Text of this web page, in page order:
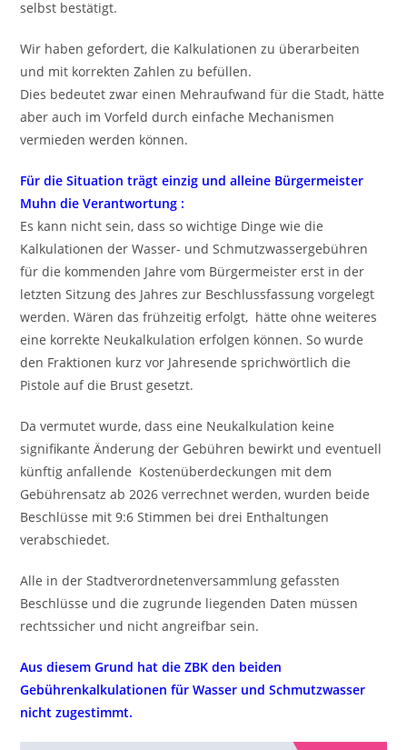
selbst bestätigt.
Wir haben gefordert, die Kalkulationen zu überarbeiten
und mit korrekten Zahlen zu befüllen.
Dies bedeutet zwar einen Mehraufwand für die Stadt, hätte
aber auch im Vorfeld durch einfache Mechanismen
vermieden werden können.
Für die Situation trägt einzig und alleine Bürgermeister
Muhn die Verantwortung :
Es kann nicht sein, dass so wichtige Dinge wie die
Kalkulationen der Wasser- und Schmutzwassergebühren
für die kommenden Jahre vom Bürgermeister erst in der
letzten Sitzung des Jahres zur Beschlussfassung vorgelegt
werden. Wären das frühzeitig erfolgt, hätte ohne weiteres
eine korrekte Neukalkulation erfolgen können. So wurde
den Fraktionen kurz vor Jahresende sprichwörtlich die
Pistole auf die Brust gesetzt.
Da vermutet wurde, dass eine Neukalkulation keine
signifikante Änderung der Gebühren bewirkt und eventuell
künftig anfallende Kostenüberdeckungen mit dem
Gebührensatz ab 2026 verrechnet werden, wurden beide
Beschlüsse mit 9:6 Stimmen bei drei Enthaltungen
verabschiedet.
Alle in der Stadtverordnetenversammlung gefassten
Beschlüsse und die zugrunde liegenden Daten müssen
rechtssicher und nicht angreifbar sein.
Aus diesem Grund hat die ZBK den beiden
Gebührenkalkulationen für Wasser und Schmutzwasser
nicht zugestimmt.